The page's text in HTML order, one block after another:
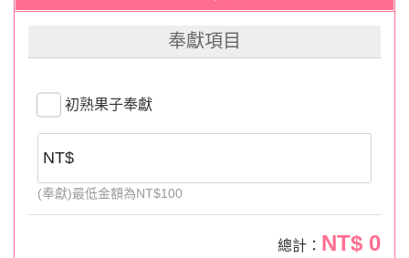
奉獻項目
初熟果子奉獻
(奉獻)最低金額為NT$100
總計： NT$ 0